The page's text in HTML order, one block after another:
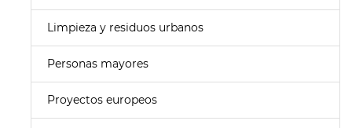
Limpieza y residuos urbanos
Personas mayores
Proyectos europeos